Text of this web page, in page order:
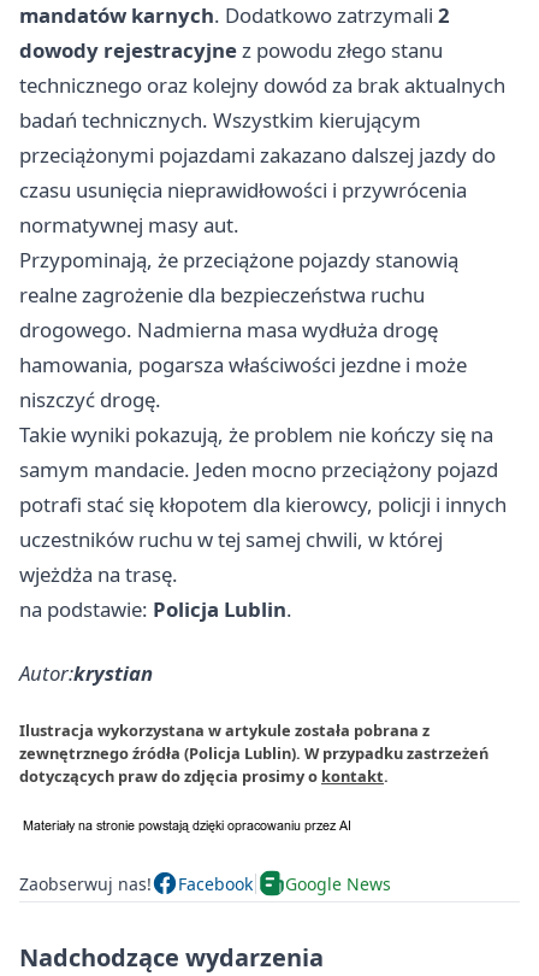
mandatów karnych. Dodatkowo zatrzymali 2
dowody rejestracyjnez powodu złego stanu
technicznego oraz kolejny dowód za brak aktualnych
badań technicznych. Wszystkim kierującym
przeciążonymi pojazdami zakazano dalszej jazdy do
czasu usunięcia nieprawidłowości i przywrócenia
normatywnej masy aut.
Przypominają, że przeciążone pojazdy stanowią
realne zagrożenie dla bezpieczeństwa ruchu
drogowego. Nadmierna masa wydłuża drogę
hamowania, pogarsza właściwości jezdne i może
niszczyć drogę.
Takie wyniki pokazują, że problem nie kończy się na
samym mandacie. Jeden mocno przeciążony pojazd
potrafi stać się kłopotem dla kierowcy, policji i innych
uczestników ruchu w tej samej chwili, w której
wjeżdża na trasę.
na podstawie: Policja Lublin.
Autor:krystian
Ilustracja wykorzystana w artykule została pobrana z
zewnętrznego źródła (Policja Lublin). W przypadku zastrzeżeń
dotyczących praw do zdjęcia prosimy o kontakt.
Zaobserwuj nas! Facebook Google News
Nadchodzące wydarzenia